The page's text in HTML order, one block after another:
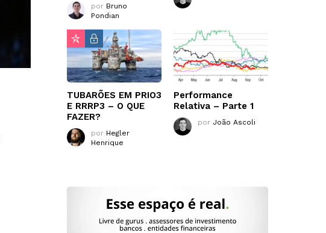
por Bruno
Pondian
TUBARÕES EM PRIO3
E RRRP3 – O QUE
FAZER?
por Hegler
Henrique
Performance
Relativa – Parte 1
por João Ascoli